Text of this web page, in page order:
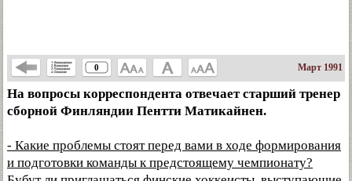
0 Март 1991
На вопросы корреспондента отвечает старший тренер
сборной Финляндии Пентти Матикайнен.
- Какие проблемы стоят перед вами в ходе формирования
и подготовки команды к предстоящему чемпионату?